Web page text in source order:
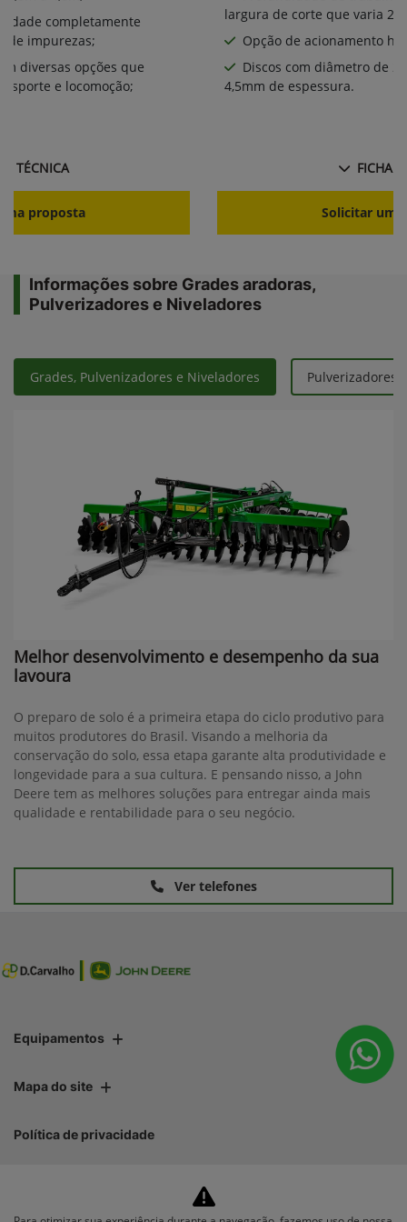
completamente
de impurezas;
diversas opções que
e locomoção;
TÉCNICA
proposta
largura de corte que varia
Opção de acionamento
Discos com diâmetro de
4,5mm de espessura.
FICHA
Solicitar
Informações sobre Grades aradoras,
Pulverizadores e Niveladores
Grades, Pulvenizadores e Niveladores Pulverizadores
Melhor desenvolvimento e desempenho da sua
lavoura
O preparo de solo é a primeira etapa do ciclo produtivo para
muitos produtores do Brasil. Visando a melhoria da
conservação do solo, essa etapa garante alta produtividade e
longevidade para a sua cultura. E pensando nisso, a John
Deere tem as melhores soluções para entregar ainda mais
qualidade e rentabilidade para o seu negócio.
Ver telefones
Equipamentos
Mapa do site
Política de privacidade